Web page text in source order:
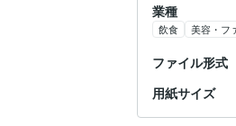
業種
飲食 美容・フ
ファイル形式
用紙サイズ